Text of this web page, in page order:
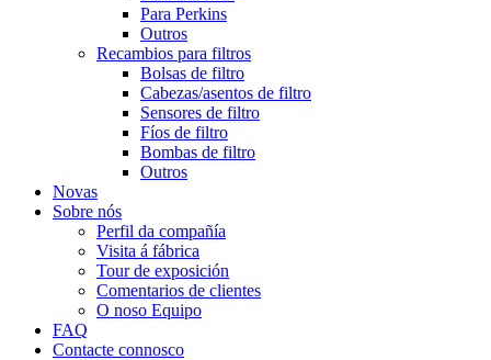
Para Perkins
Outros
Recambios para filtros
Bolsas de filtro
Cabezas/asentos de filtro
Sensores de filtro
Fíos de filtro
Bombas de filtro
Outros
Novas
Sobre nós
Perfil da compañía
Visita á fábrica
Tour de exposición
Comentarios de clientes
O noso Equipo
FAQ
Contacte connosco